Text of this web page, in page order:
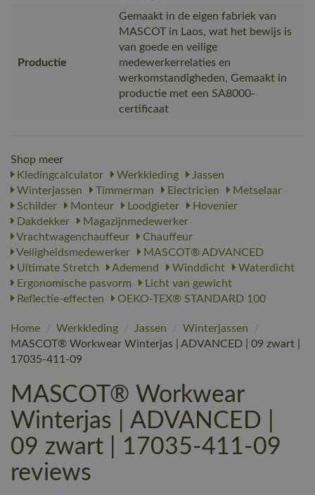
Productie
Gemaakt in de eigen fabriek van
MASCOT in Laos, wat het bewijs is
van goede en veilige
medewerkerrelaties en
werkomstandigheden, Gemaakt in
productie met een SA8000-
certificaat
Shop meer
Kledingcalculator
Werkkleding
Jassen
Winterjassen
Timmerman Electricien
Metselaar
Schilder
Monteur Loodgieter
Hovenier
Dakdekker
Magazijnmedewerker
Vrachtwagenchauffeur
Chauffeur
Veiligheidsmedewerker
MASCOT® ADVANCED
Ultimate Stretch
Ademend Winddicht
Waterdicht
Ergonomische pasvorm
Licht van gewicht
Reflectie-effecten
OEKO-TEX® STANDARD 100
Home / Werkkleding / Jassen / Winterjassen
/
MASCOT® Workwear Winterjas | ADVANCED | 09 zwart |
17035-411-09
MASCOT® Workwear
Winterjas | ADVANCED |
09 zwart | 17035-411-09
reviews